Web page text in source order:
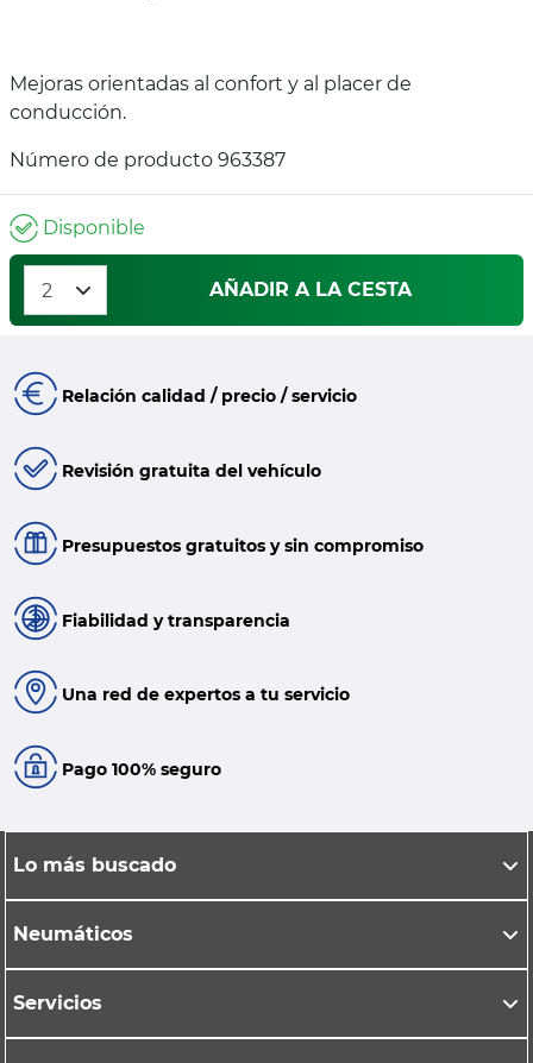
Mejoras orientadas al confort y al placer de
conducción.
Número de producto 963387
Disponible
AÑADIR A LA CESTA
Relación calidad / precio / servicio
Revisión gratuita del vehículo
Presupuestos gratuitos y sin compromiso
Fiabilidad y transparencia
Una red de expertos a tu servicio
Pago 100% seguro
Lo más buscado
Neumáticos
Servicios